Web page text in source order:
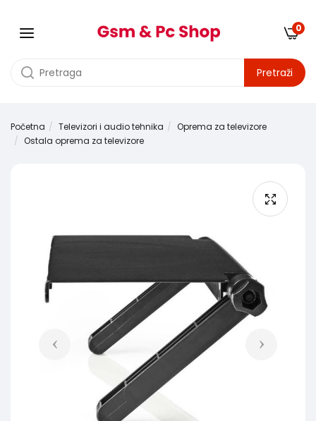
Pretraži
0
Početna Televizori i audio tehnika
Oprema za televizore
Ostala oprema za televizore